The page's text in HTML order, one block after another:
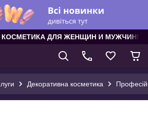
КОСМЕТИКА ДЛЯ ЖЕНЩИН И МУЖЧИН!
Декоративна косметика